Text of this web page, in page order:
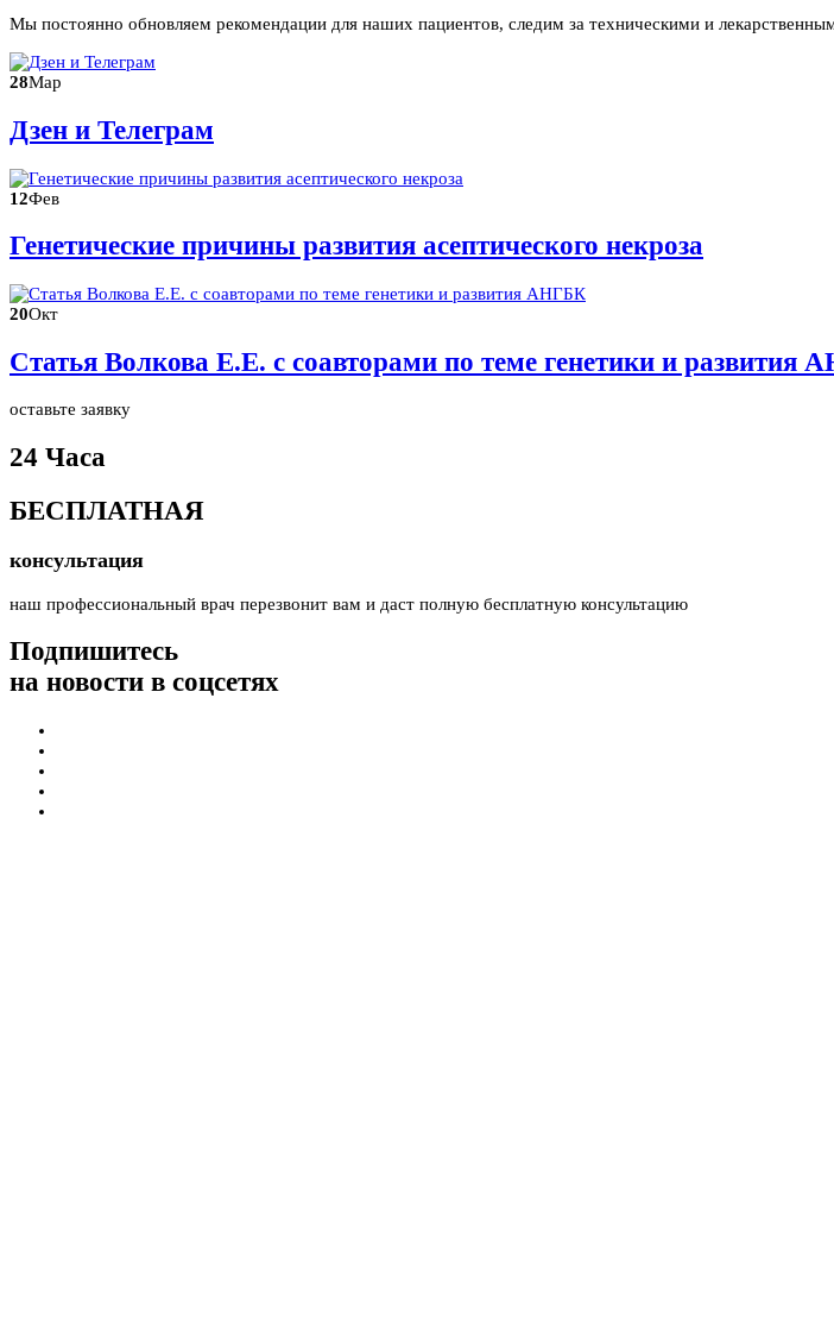
Мы постоянно обновляем рекомендации для наших пациентов, следим за техническими и
28Мар
Дзен и Телеграм
12Фев
Генетические причины развития асептического некроза
20Окт
Статья Волкова Е.Е. с соавторами по теме генетики и развития
оставьте заявку
24 Часа
БЕСПЛАТНАЯ
консультация
наш профессиональный врач перезвонит вам и даст полную бесплатную консультацию
Подпишитесь
на новости в соцсетях